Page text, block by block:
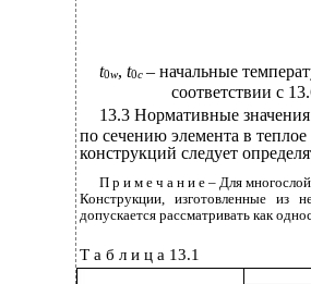
t0w, t0c – начальные
соответствии с
13.3 Нормативные
по сечению элемента в теплое
конструкций следует
П р и м е ч а н и е – Для
Конструкции, изготовленные из
допускается рассматривать как
Т а б л и ц а 13.1